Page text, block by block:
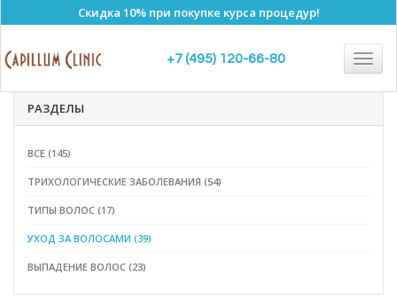
Скидка 10% при покупке курса процедур!
+7 (495) 120-66-80
Полезные статьи
РАЗДЕЛЫ
ВСЕ (145)
ТРИХОЛОГИЧЕСКИЕ ЗАБОЛЕВАНИЯ (54)
ТИПЫ ВОЛОС (17)
УХОД ЗА ВОЛОСАМИ (39)
ВЫПАДЕНИЕ ВОЛОС (23)